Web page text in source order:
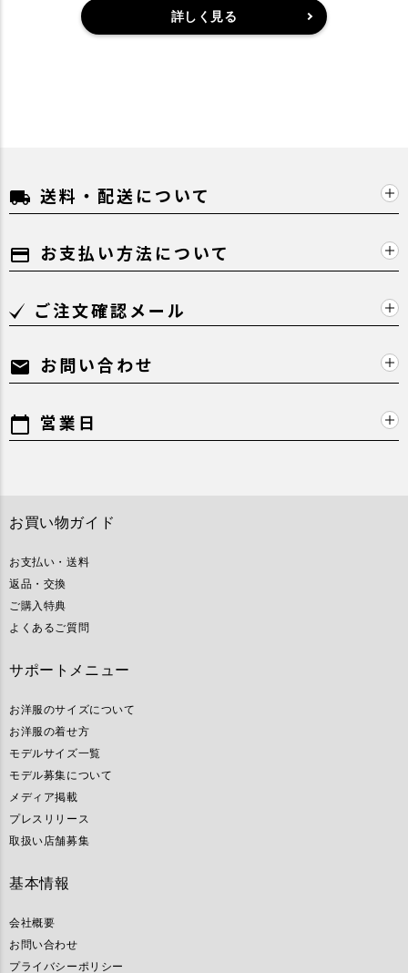
詳しく見る
local_shipping 送料・配送について
payment お支払い方法について
ご注文確認メール
mail お問い合わせ
calendar_today 営業日
お買い物ガイド
お支払い・送料
返品・交換
ご購入特典
よくあるご質問
サポートメニュー
お洋服のサイズについて
お洋服の着せ方
モデルサイズ一覧
モデル募集について
メディア掲載
プレスリリース
取扱い店舗募集
基本情報
会社概要
お問い合わせ
プライバシーポリシー